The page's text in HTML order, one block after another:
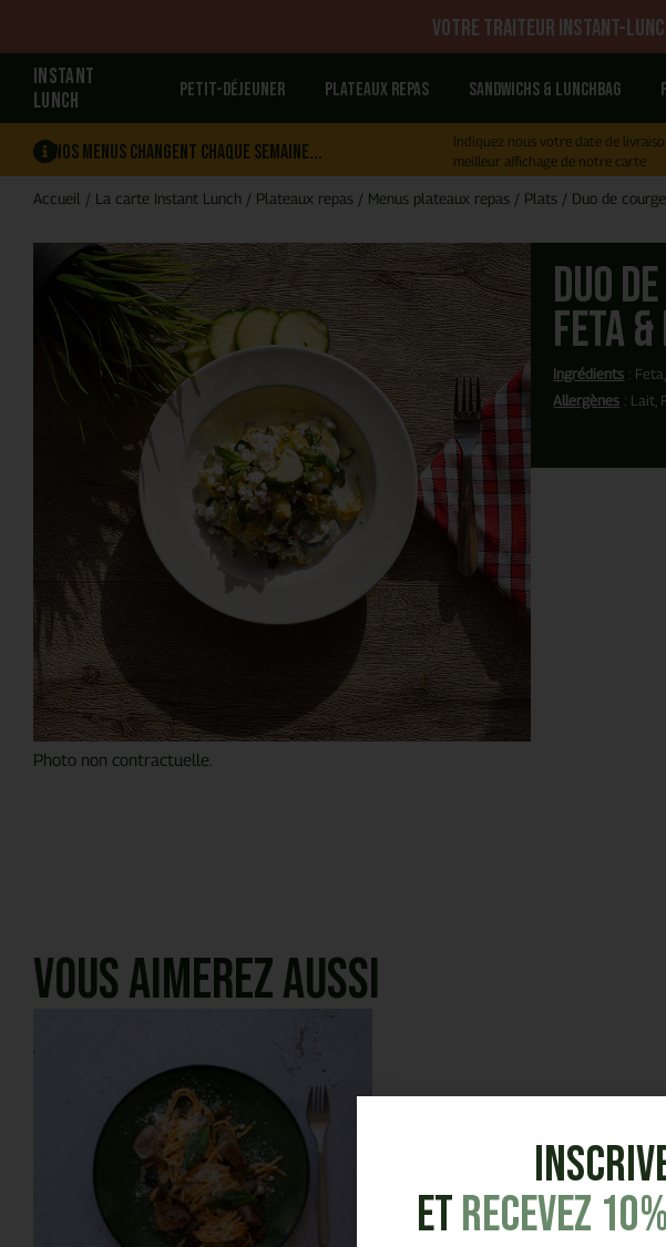
Votre traiteur Instant-Lunch
INSTANT
LUNCH
Petit-déjeuner Plateaux repas Sandwichs & Lunchbag
Nos menus changent chaque semaine...
Indiquez nous votre date de
meilleur affichage de notre carte
Accueil / La carte Instant Lunch / Plateaux repas / Menus plateaux repas / Plats / Duo de
Photo non contractuelle.
Duo
feta &
Ingrédients :
Allergènes : Lait,
Vous aimerez aussi
etRecevez 10%